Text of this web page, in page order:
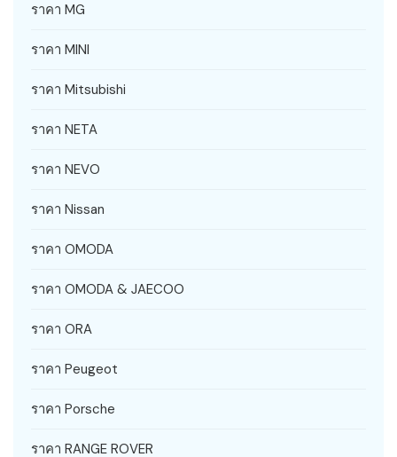
ราคา MG
ราคา MINI
ราคา Mitsubishi
ราคา NETA
ราคา NEVO
ราคา Nissan
ราคา OMODA
ราคา OMODA & JAECOO
ราคา ORA
ราคา Peugeot
ราคา Porsche
ราคา RANGE ROVER